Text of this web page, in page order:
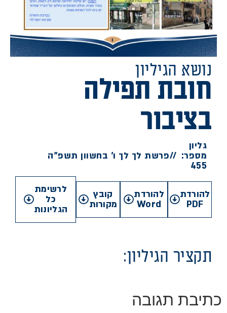
נושא הגיליון
חובת תפילה
בציבור
גליון
מספר:
455
//פרשת לך לך ו' בחשוון תשפ"ה
להורדת
PDF
להורדת
Word
קובץ
מקורות
לרשימת
כל
הגליונות
תקציר הגיליון:
כתיבת תגובה